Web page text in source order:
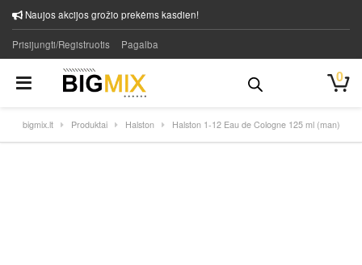
Naujos akcijos grožio prekėms kasdien!
Prisijungti/Registruotis Pagalba
0
bigmix.lt Produktai Halston Halston 1-12 Eau de Cologne 125 ml (man)